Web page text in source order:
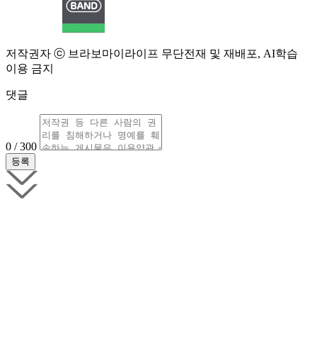
저작권자 ⓒ 브라보마이라이프 무단전재 및 재배포, AI학습
이용 금지
댓글
0 / 300